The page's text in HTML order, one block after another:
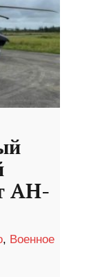
AH-
, Военное